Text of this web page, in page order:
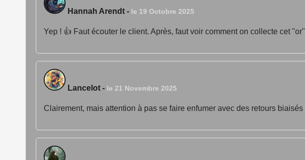
Hannah Arendt - le 19 Octobre 2025
Yep ! 👍 Faut écouter le client. Après, faut voir comment on collecte cet
Lancelot - le 21 Novembre 2025
Clairement, mais attention à pas se faire enfumer avec des retours